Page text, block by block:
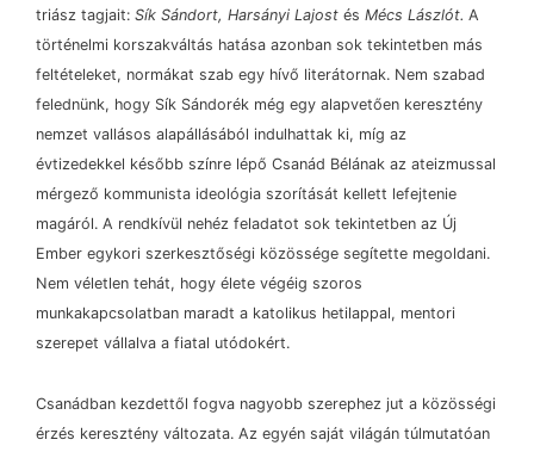
triász tagjait: Sík Sándort, Harsányi Lajost és Mécs Lászlót. A
történelmi korszakváltás hatása azonban sok tekintetben más
feltételeket, normákat szab egy hívő literátornak. Nem szabad
felednünk, hogy Sík Sándorék még egy alapvetően keresztény
nemzet vallásos alapállásából indulhattak ki, míg az
évtizedekkel később színre lépő Csanád Bélának az ateizmussal
mérgező kommunista ideológia szorítását kellett lefejtenie
magáról. A rendkívül nehéz feladatot sok tekintetben az Új
Ember egykori szerkesztőségi közössége segítette megoldani.
Nem véletlen tehát, hogy élete végéig szoros
munkakapcsolatban maradt a katolikus hetilappal, mentori
szerepet vállalva a fiatal utódokért.
Csanádban kezdettől fogva nagyobb szerephez jut a közösségi
érzés keresztény változata. Az egyén saját világán túlmutatóan